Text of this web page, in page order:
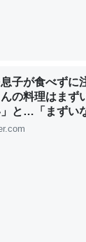
らいだった遠方の父
が劇的に変化した
でEcho Show 8
払う孝行もできる
ると1週間とかの
以上に伸ばす効
らいだった遠方の
が劇的に変化した
子が食べずに
の料理はまず
と…「まずい
今後は自分で